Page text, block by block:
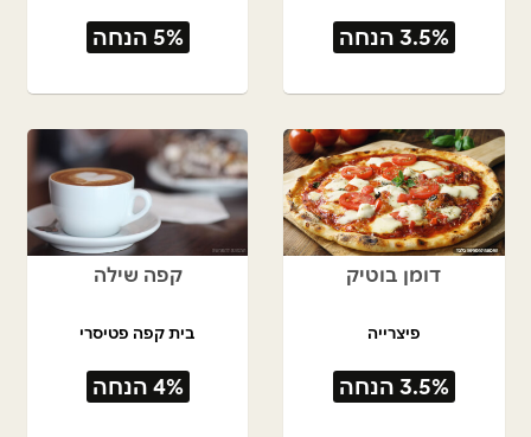
3.5% הנחה 5% הנחה
דומן בוטיק
פיצרייה
3.5% הנחה
קפה שילה
בית קפה פטיסרי
4% הנחה